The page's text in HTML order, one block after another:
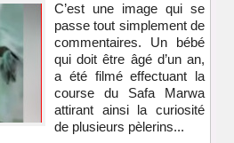
C’est une image qui se
passe tout simplement de
commentaires. Un bébé
qui doit être âgé d’un an,
a été filmé effectuant la
course du Safa Marwa
attirant ainsi la curiosité
de plusieurs pèlerins...